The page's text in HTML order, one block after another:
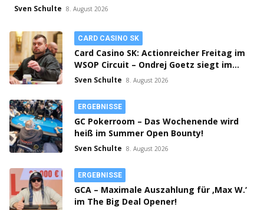
Sven Schulte 8. August 2026
CARD CASINO SK
Card Casino SK: Actionreicher Freitag im
WSOP Circuit – Ondrej Goetz siegt im
PLO!
Sven Schulte 8. August 2026
ERGEBNISSE
GC Pokerroom – Das Wochenende wird
heiß im Summer Open Bounty!
Sven Schulte 8. August 2026
ERGEBNISSE
GCA – Maximale Auszahlung für ‚Max W.‘
im The Big Deal Opener!